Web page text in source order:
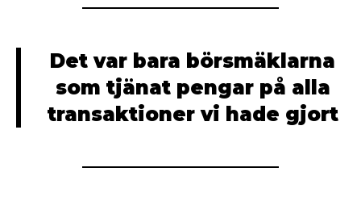
Det var bara börsmäklarna
som tjänat pengar på alla
transaktioner vi hade gjort